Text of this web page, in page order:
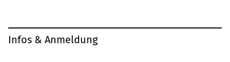
Infos & Anmeldung